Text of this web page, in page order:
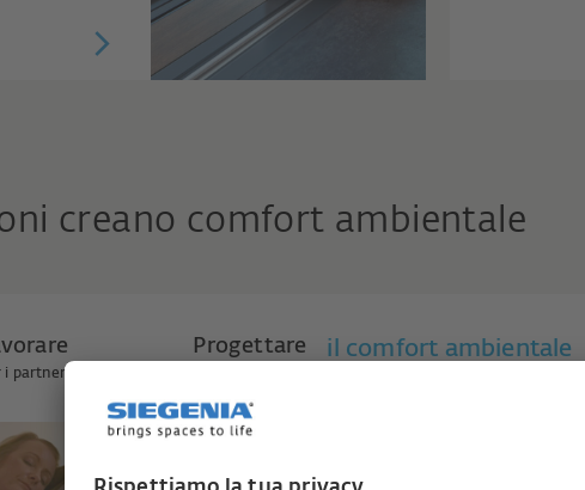
creano comfort ambientale
i partner commerciali
Progettare il comfort ambientale